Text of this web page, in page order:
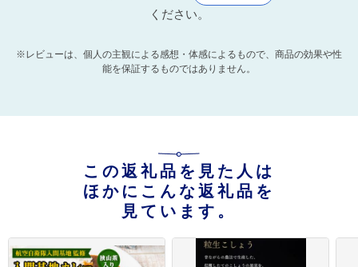
ください。
※レビューは、個人の主観による感想・体感によるもので、商品の効果や性
能を保証するものではありません。
この返礼品を見た人は
ほかにこんな返礼品を
見ています。